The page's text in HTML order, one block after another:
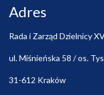
Adres
Rada i Zarząd Dzielnicy
ul. Miśnieńska 58 / os.
31-612 Kraków